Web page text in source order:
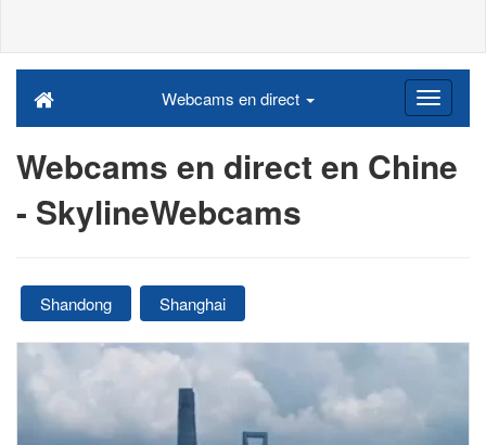
Webcams en direct
Webcams en direct en Chine
- SkylineWebcams
Shandong Shanghai